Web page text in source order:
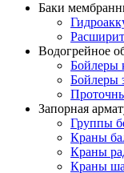
Баки
Водогрейное
Бойлеры
Бойлеры
Запорная
Группы
Краны
Краны
Краны